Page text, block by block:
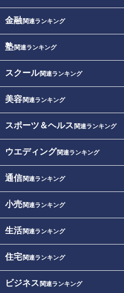
金融関連ランキング
塾関連ランキング
スクール関連ランキング
美容関連ランキング
スポーツ＆ヘルス 関連ランキング
ウエディング関連ランキング
通信関連ランキング
小売関連ランキング
生活関連ランキング
住宅関連ランキング
ビジネス 関連ランキング